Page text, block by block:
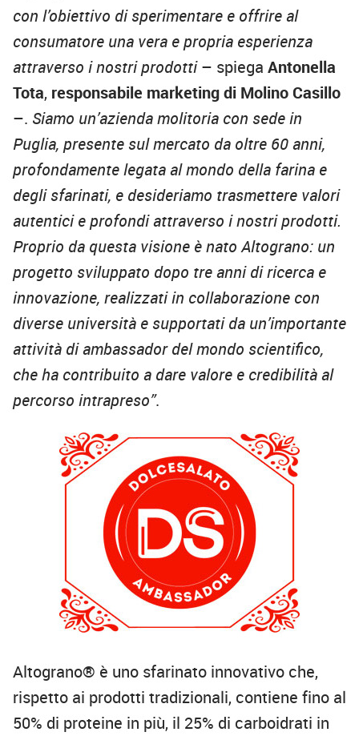
con l’obiettivo di sperimentare e offrire al
consumatore una vera e propria esperienza
attraverso i nostri prodotti– spiega Antonella
Tota, responsabile marketing di Molino Casillo
–. Siamo un’azienda molitoria con sede in
Puglia, presente sul mercato da oltre 60 anni,
profondamente legata al mondo della farina e
degli sfarinati, e desideriamo trasmettere valori
autentici e profondi attraverso i nostri prodotti.
Proprio da questa visione è nato Altograno: un
progetto sviluppato dopo tre anni di ricerca e
innovazione, realizzati in collaborazione con
diverse università e supportati da un’importante
attività di ambassador del mondo scientifico,
che ha contribuito a dare valore e credibilità al
percorso intrapreso”.
Altograno® è uno sfarinato innovativo che,
rispetto ai prodotti tradizionali, contiene fino al
50% di proteine in più, il 25% di carboidrati in